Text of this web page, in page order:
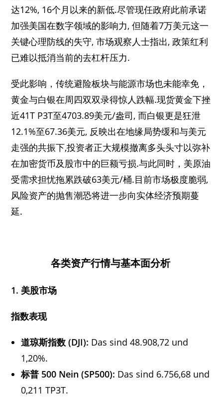
达12%, 16个月以来的新低.尽管现任政府此前承诺
加强美国在数字领域的影响力, 但随着7万美元这一
关键心理防线的失守, 市场观察人士指出, 政策红利
已难以抵消当前的去杠杆压力.
受此影响，传统避险板块与能源市场也未能幸免，
黄金与白银在周四双双录得惊人跌幅.现货黄金下挫
近41T P3T至4703.89美元/盎司, 而白银更是狂泄
12.1%至67.36美元, 反映出在地缘局势缓和与美元
走强的共振下,投资者正大规模撤离多头头寸以弥补
在加密货币及股市中的巨额亏损.与此同时，美原油
受需求担忧拖累跌破63美元/桶.目前市场极度脆弱,
风险资产的抛售潮恐将进一步向实体经济预期蔓
延.
各类资产行情与基本面分析
1. 美股市场
指数表现
道琼斯指数 (DJI): Das sind 48.908,72 und
1,20%.
标普 500 Nein (SP500): Das sind 6.756,68 und
0,211 TP3T.